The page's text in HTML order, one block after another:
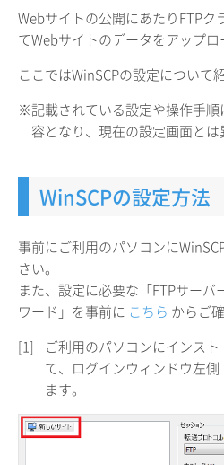
Webサイトの公開にあたりFTPク
てWebサイトのデータをアップロ
ここではWinSCPの設定について
※記載されている設定や操作手
容となり、現在の設定画面とは
WinSCPの設定方法
事前にご利用のパソコンに
さい。
また、設定に必要な「FTPサー
ワード」を事前に こちら からご
[1]
ご利用のパソコンにインス
て、ログインウィンドウ左
ます。